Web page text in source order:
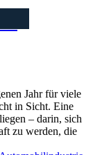
Jahr für viele
in Sicht. Eine
– darin, sich
zu werden, die